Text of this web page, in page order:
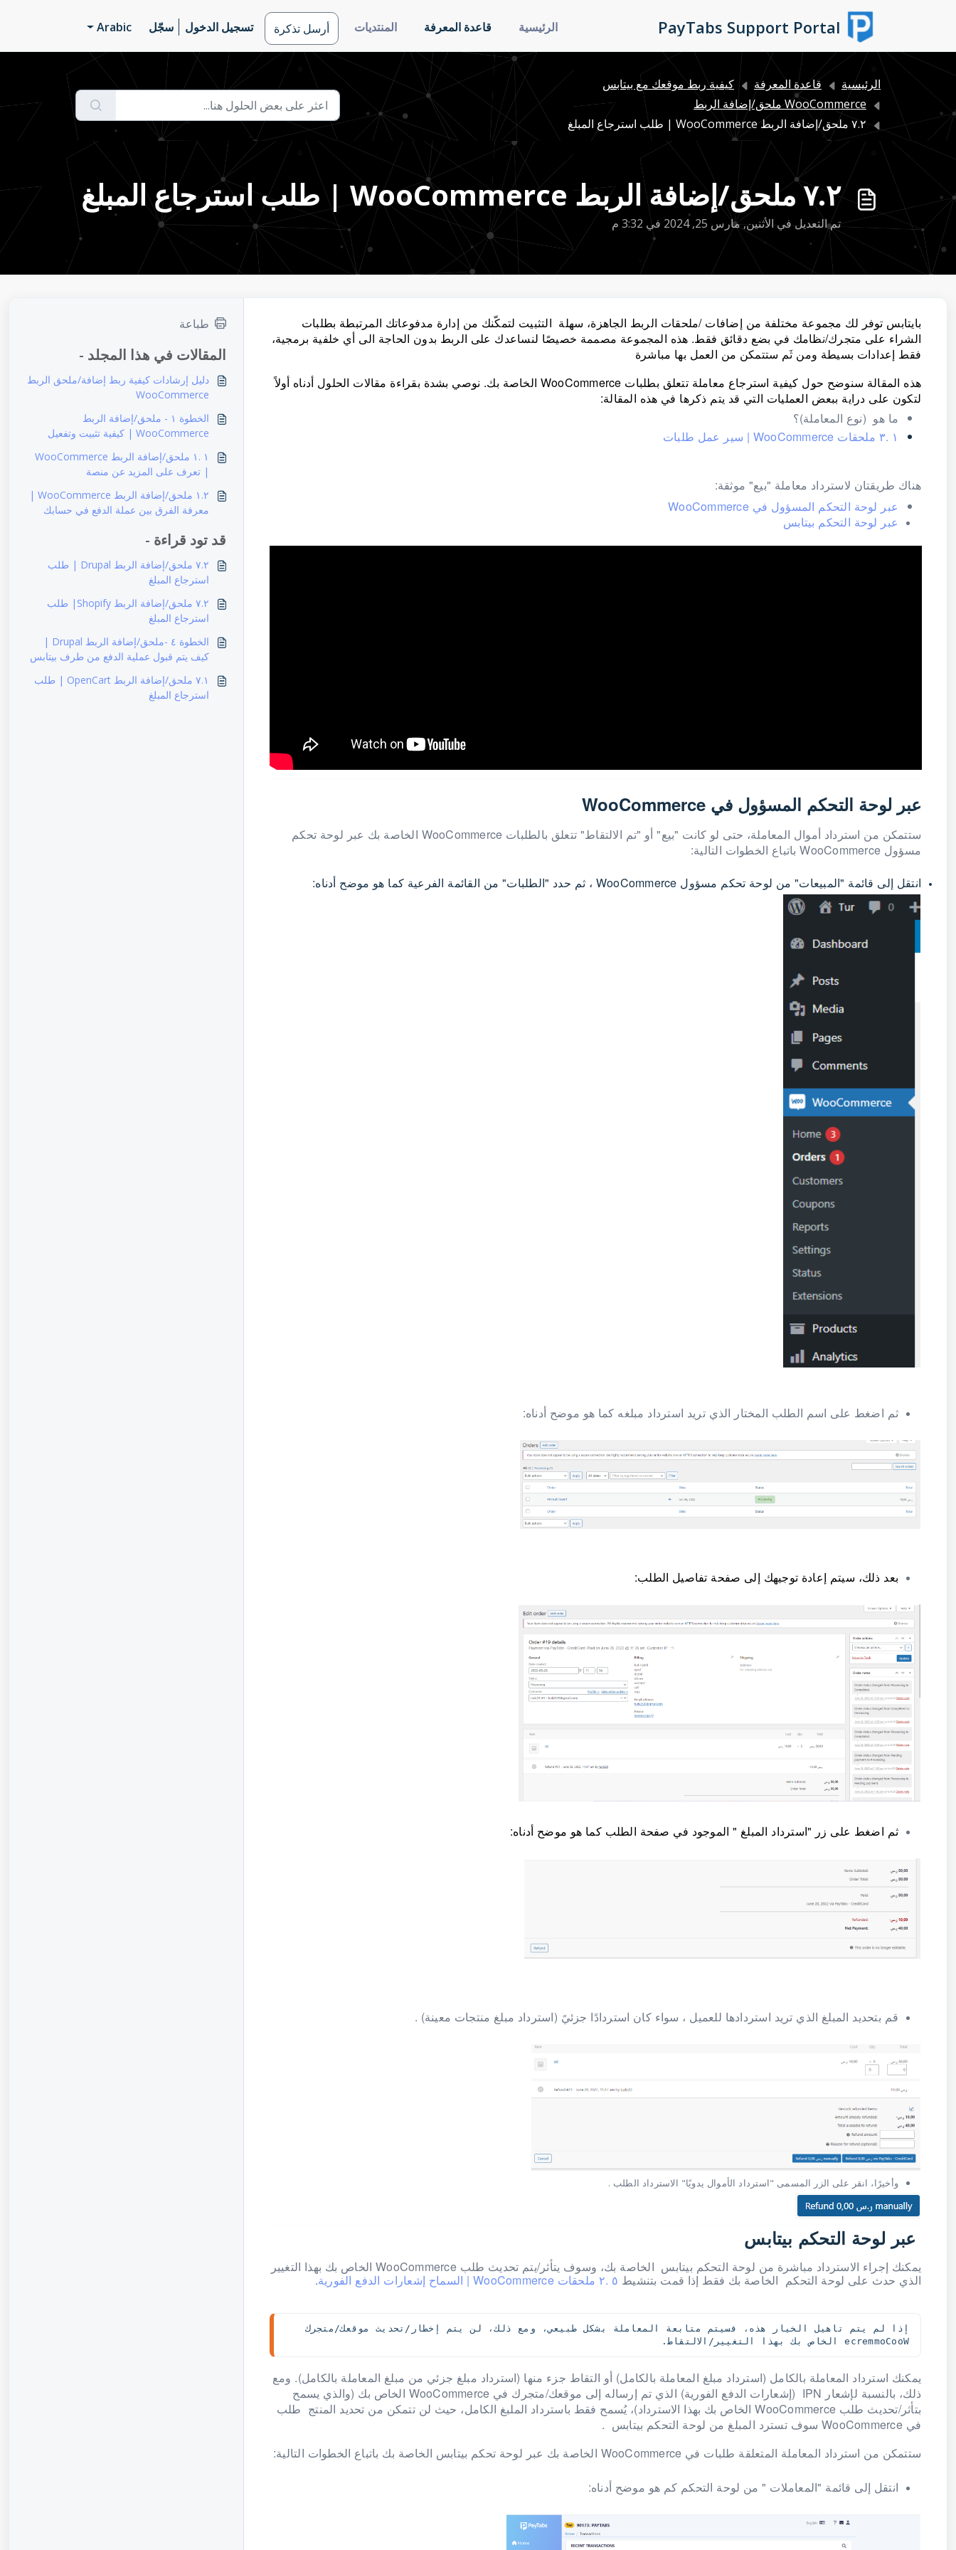
PayTabs Support Portal الرئيسية قاعدة المعرفة المنتديات أرسل تذكرة تسجيل الدخول سجّل Arabic
الرئيسية قاعدة المعرفة
كيفية ربط موقعك مع بيتابس
WooCommerce ملحق/إضافة الربط
٧.٢ ملحق/إضافة الربط WooCommerce | طلب استرجاع المبلغ
٧.٢ ملحق/إضافة الربط WooCommerce | طلب استرجاع المبلغ
تم التعديل في الأثنين, مارس 25, 2024 في 3:32 م
بايتابس توفر لك مجموعة مختلفة من إضافات /ملحقات الربط الجاهزة، سهلة التثبيت لتمكّنك من إدارة مدفوعاتك المرتبطة بطلبات
الشراء على متجرك/نظامك في بضع دقائق فقط. هذه المجموعة مصممة خصيصًا لنساعدك على الربط بدون الحاجة الى أي خلفية برمجية،
فقط إعدادات بسيطة ومن ثَم ستتمكن من العمل بها مباشرة
هذه المقالة سنوضح حول كيفية استرجاع معاملة تتعلق بطلبات WooCommerce الخاصة بك. نوصي بشدة بقراءة مقالات الحلول أدناه أولاً
لتكون على دراية ببعض العمليات التي قد يتم ذكرها في هذه المقالة:
ما هو (نوع المعاملة)؟
١ .٣ ملحقات WooCommerce | سير عمل طلبات
هناك طريقتان لاسترداد معاملة "بيع" موثقة:
عبر لوحة التحكم المسؤول في WooCommerce
عبر لوحة التحكم بيتابس
عبر لوحة التحكم المسؤول في WooCommerce
ستتمكن من استرداد أموال المعاملة، حتى لو كانت "بيع" أو "تم الالتقاط" تتعلق بالطلبات WooCommerce الخاصة بك عبر لوحة تحكم
مسؤول WooCommerce باتباع الخطوات التالية:
انتقل إلى قائمة "المبيعات" من لوحة تحكم مسؤول WooCommerce ، ثم حدد "الطلبات" من القائمة الفرعية كما هو موضح أدناه:
ثم اضغط على اسم الطلب المختار الذي تريد استرداد مبلغه كما هو موضح أدناه:
بعد ذلك، سيتم إعادة توجيهك إلى صفحة تفاصيل الطلب:
ثم اضغط على زر "استرداد المبلغ " الموجود في صفحة الطلب كما هو موضح أدناه:
قم بتحديد المبلغ الذي تريد استردادها للعميل ، سواء كان استردادًا جزئيً (استرداد مبلغ منتجات معينة) .
وأخيرًا، انقر على الزر المسمى "استرداد الأموال يدويًا" الاسترداد الطلب .
عبر لوحة التحكم بيتابس
يمكنك إجراء الاسترداد مباشرة من لوحة التحكم بيتابس الخاصة بك، وسوف يتأثر/يتم تحديث طلب WooCommerce الخاص بك بهذا التغيير
الذي حدث على لوحة التحكم الخاصة بك فقط إذا قمت بتنشيط ٥ .٢ ملحقات WooCommerce | السماح إشعارات الدفع الفورية .
WooCommerce الخاص بك بهذا التغيير/الالتقاط.
يمكنك استرداد المعاملة بالكامل (استرداد مبلغ المعاملة بالكامل) أو التقاط جزء منها (استرداد مبلغ جزئي من مبلغ المعاملة بالكامل). ومع
ذلك، بالنسبة لإشعار IPN (إشعارات الدفع الفورية) الذي تم إرساله إلى موقعك/متجرك في WooCommerce الخاص بك (والذي يسمح
بتأثر/تحديث طلب WooCommerce الخاص بك بهذا الاسترداد)، يُسمح فقط باسترداد الملبغ الكامل، حيث لن تتمكن من تحديد المنتج طلب
في WooCommerce سوف تسترد المبلغ من لوحة التحكم بيتابس .
ستتمكن من استرداد المعاملة المتعلقة طلبات في WooCommerce الخاصة بك عبر لوحة تحكم بيتابس الخاصة بك باتباع الخطوات التالية:
انتقل إلى قائمة "المعاملات " من لوحة التحكم كم هو موضح أدناه:
طباعة
المقالات في هذا المجلد -
دليل إرشادات كيفية ربط إضافة/ملحق الربط
WooCommerce
الخطوة ١ - ملحق/إضافة الربط
WooCommerce | كيفية تثبيت وتفعيل
١ .١ ملحق/إضافة الربط WooCommerce
| تعرف على المزيد عن منصة
١.٢ ملحق/إضافة الربط WooCommerce |
معرفة الفرق بين عملة الدفع في حسابك
قد تود قراءة -
٧.٢ ملحق/إضافة الربط Drupal | طلب
استرجاع المبلغ
٧.٢ ملحق/إضافة الربط Shopify| طلب
استرجاع المبلغ
الخطوة ٤ -ملحق/إضافة الربط Drupal |
كيف يتم قبول عملية الدفع من طرف بيتابس
٧.١ ملحق/إضافة الربط OpenCart | طلب
استرجاع المبلغ